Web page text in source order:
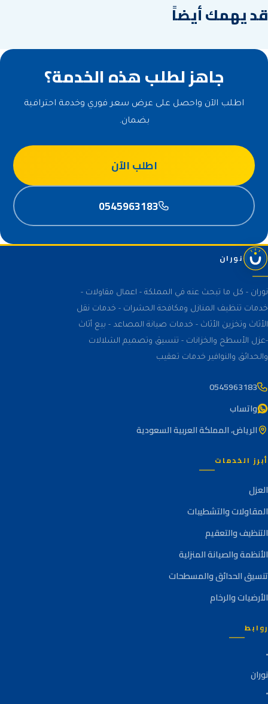
قد يهمك أيضاً
ضمان
بضمان وأسعار تنافسية.
جاهز لطلب هذه الخدمة؟
اطلب الآن واحصل على عرض سعر فوري وخدمة احترافية
بضمان.
اطلب الآن
0545963183
نوران
نوران - كل ما تبحث عنه في المملكة - اعمال مقاولات -
خدمات تنظيف المنازل ومكافحة الحشرات - خدمات نقل
الأثاث وتخزين الأثاث - خدمات صيانة المصاعد - بيع أثاث
-عزل الأسطح والخزانات - تنسيق وتصميم الشلالات
والحدائق والنوافير خدمات تعقيب
0545963183
واتساب
الرياض، المملكة العربية السعودية
أبرز الخدمات
العزل
المقاولات والتشطيبات
التنظيف والتعقيم
الأنظمة والصيانة المنزلية
تنسيق الحدائق والمسطحات
الأرضيات والرخام
روابط
نوران